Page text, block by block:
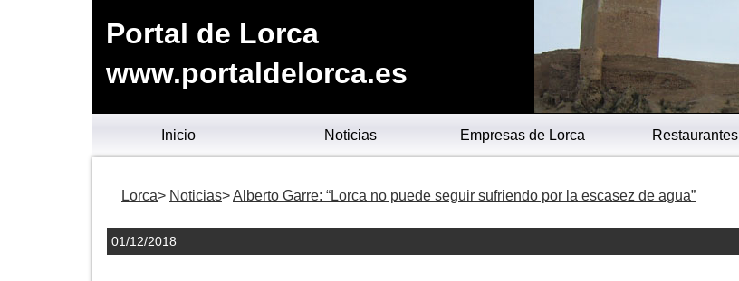
Portal de Lorca
www.portaldelorca.es
Inicio Noticias Empresas de Lorca Restaurantes
Lorca Noticias Alberto Garre: “Lorca no puede seguir sufriendo por la escasez de agua”
01/12/2018